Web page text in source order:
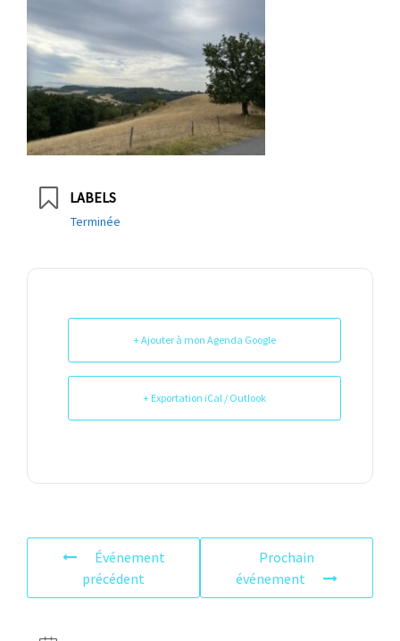
LABELS
Terminée
+ Ajouter à mon Agenda Google
+ Exportation iCal / Outlook
Événement
précédent
Prochain
événement